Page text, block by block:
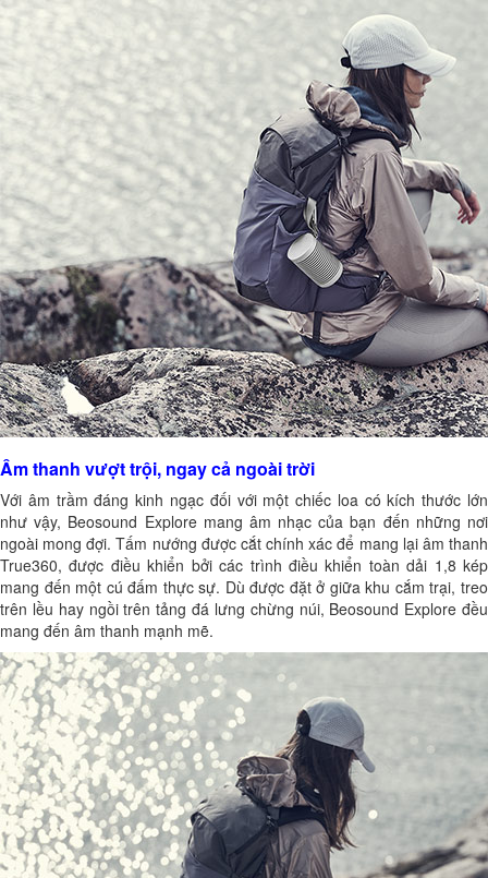
Âm thanh vượt trội, ngay cả ngoài trời
Với âm trầm đáng kinh ngạc đối với một chiếc loa có kích thước lớn
như vậy, Beosound Explore mang âm nhạc của bạn đến những nơi
ngoài mong đợi. Tấm nướng được cắt chính xác để mang lại âm thanh
True360, được điều khiển bởi các trình điều khiển toàn dải 1,8 kép
mang đến một cú đấm thực sự. Dù được đặt ở giữa khu cắm trại, treo
trên lều hay ngồi trên tảng đá lưng chừng núi, Beosound Explore đều
mang đến âm thanh mạnh mẽ.